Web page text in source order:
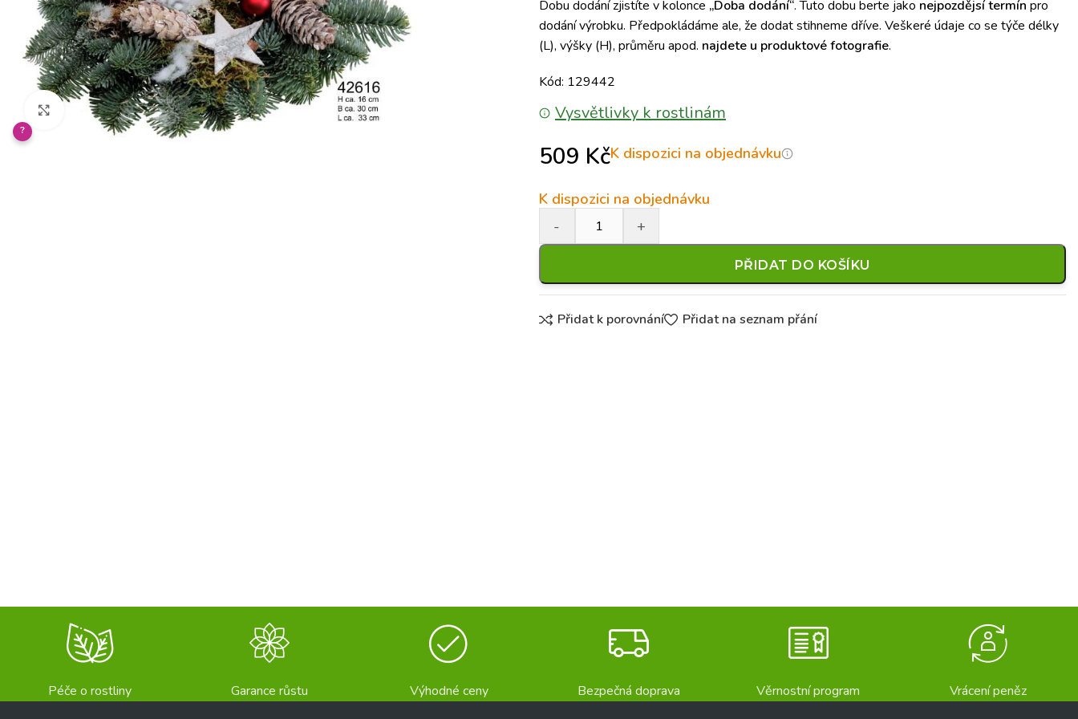
Klikněte pro zvětšení
?
Dobu dodání zjistíte v kolonce „Doba dodání“. Tuto dobu berte jako nejpozdějsí termín pro
dodání výrobku. Předpokládáme ale, že dodat stihneme dříve. Veškeré údaje co se týče délky
(L), výšky (H), průměru apod. najdete u produktové fotografie.
Kód: 129442
Vysvětlivky k rostlinám
509 KčK dispozici na objednávku
K dispozici na objednávku
PŘIDAT DO KOŠÍKU
Přidat k porovnání Přidat na seznam přání
Péče o rostliny Garance růstu Výhodné ceny Bezpečná doprava Věrnostní program Vrácení peněz